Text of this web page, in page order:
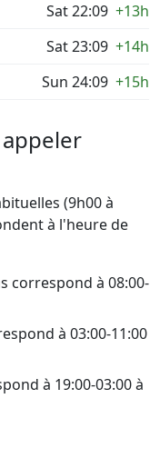
Sat 22:09 +13h
Sat 23:09 +14h
Sun 24:09 +15h
(9h00 à
à l'heure de
correspond à 08:00-
à 03:00-11:00
à 19:00-03:00 à